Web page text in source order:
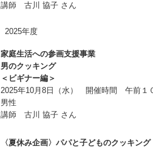
講師 古川 協子 さん
2025年度
家庭生活への参画支援事業
男のクッキング
＜ビギナー編＞
2025年10月8日（水） 開催時間 午前
男性
講師 古川 協子 さん
〈夏休み企画〉パパと子どものクッキング